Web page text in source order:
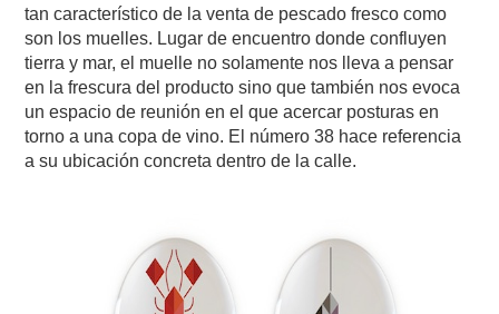
tan característico de la venta de pescado fresco como
son los muelles. Lugar de encuentro donde confluyen
tierra y mar, el muelle no solamente nos lleva a pensar
en la frescura del producto sino que también nos evoca
un espacio de reunión en el que acercar posturas en
torno a una copa de vino. El número 38 hace referencia
a su ubicación concreta dentro de la calle.